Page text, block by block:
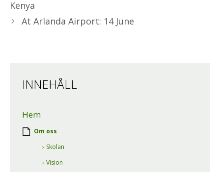
Kenya
At Arlanda Airport: 14 June
INNEHÅLL
Hem
Om oss
Skolan
Vision